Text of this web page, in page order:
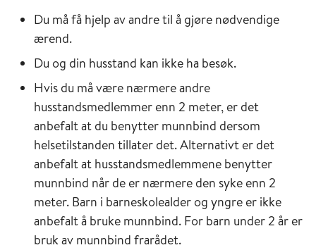
Du må få hjelp av andre til å gjøre nødvendige
ærend.
Du og din husstand kan ikke ha besøk.
Hvis du må være nærmere andre
husstandsmedlemmer enn 2 meter, er det
anbefalt at du benytter munnbind dersom
helsetilstanden tillater det. Alternativt er det
anbefalt at husstandsmedlemmene benytter
munnbind når de er nærmere den syke enn 2
meter. Barn i barneskolealder og yngre er ikke
anbefalt å bruke munnbind. For barn under 2 år er
bruk av munnbind frarådet.